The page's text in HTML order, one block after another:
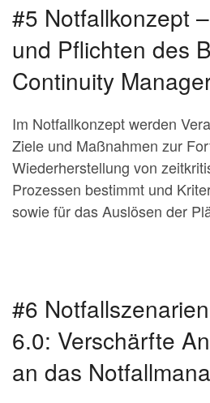
#5 Notfallkonzept
und Pflichten des
Continuity
Im Notfallkonzept werden
Ziele und Maßnahmen zur
Wiederherstellung von
Prozessen bestimmt und
sowie für das Auslösen der
#6
6.0: Verschärfte
an das